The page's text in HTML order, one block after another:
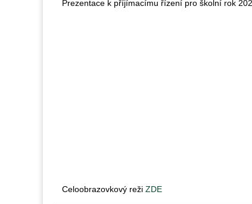
Prezentace k příjímacímu řízení pro školní rok
Celoobrazovkový reži ZDE